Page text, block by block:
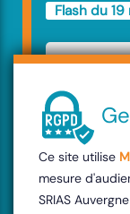
Flash du
Le
Ce site utilise
mesure
SRIAS